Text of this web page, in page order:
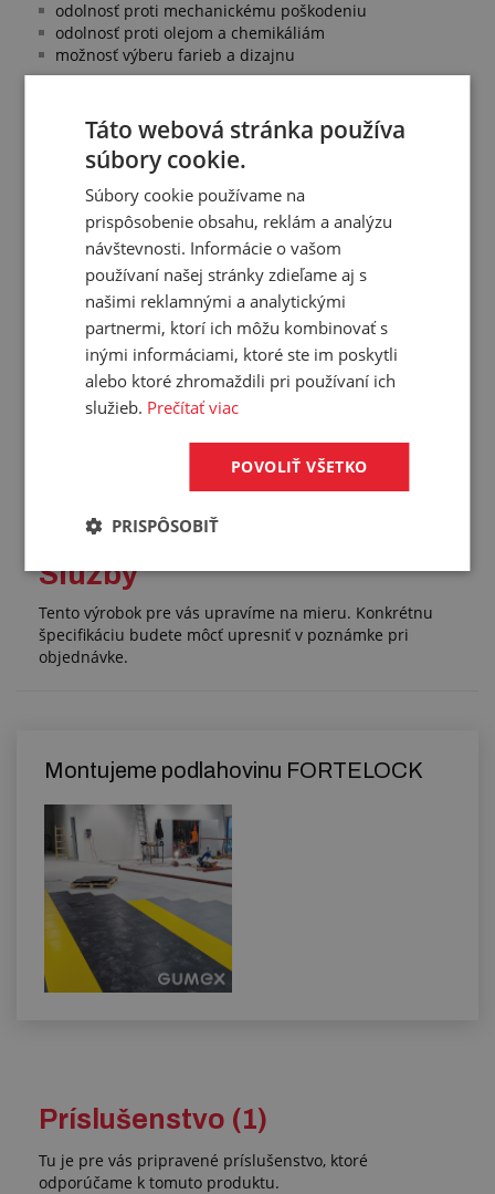
odolnosť proti mechanickému poškodeniu
odolnosť proti olejom a chemikáliám
možnosť výberu farieb a dizajnu
Prehľad vlastností
Šírka:
145 mm
Dĺžka:
510.5 mm
Hrúbka:
7 mm
Prevedenie:
nábehová hrana
Dezén:
peniažkový
Materiál:
PVC
Farba:
grafitová
Hmotnosť:
0,501 kg/ks
10,00 ks
Služby
Tento výrobok pre vás upravíme na mieru. Konkrétnu
špecifikáciu budete môcť upresniť v poznámke pri
objednávke.
Montujeme podlahovinu FORTELOCK
Príslušenstvo (1)
Tu je pre vás pripravené príslušenstvo, ktoré
odporúčame k tomuto produktu.
Táto webová stránka používa
súbory cookie.
Súbory cookie používame na
prispôsobenie obsahu, reklám a analýzu
návštevnosti. Informácie o vašom
používaní našej stránky zdieľame aj s
našimi reklamnými a analytickými
partnermi, ktorí ich môžu kombinovať s
inými informáciami, ktoré ste im poskytli
alebo ktoré zhromaždili pri používaní ich
služieb. Prečítať viac
POVOLIŤ VŠETKO
PRISPÔSOBIŤ